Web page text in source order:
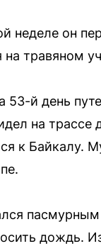
неделе он
на травяном
53-й день
на
к Байкалу.
дождь.